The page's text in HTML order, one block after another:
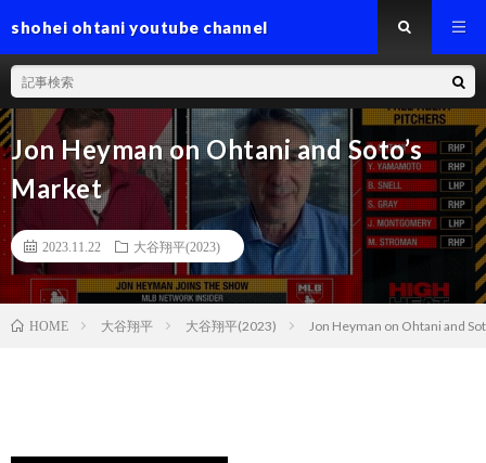
shohei ohtani youtube channel
Jon Heyman on Ohtani and Soto’s
Market
2023.11.22 大谷翔平(2023)
HOME 大谷翔平 大谷翔平(2023) Jon Heyman on Ohtani and